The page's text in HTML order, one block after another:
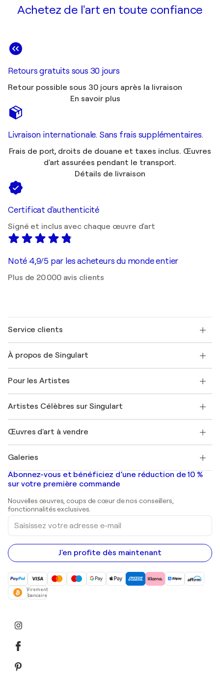
Achetez de l'art en toute confiance
Retours gratuits sous 30 jours
Retour possible sous 30 jours après la livraison
En savoir plus
Livraison internationale. Sans frais supplémentaires.
Frais de port, droits de douane et taxes inclus. Œuvres
d'art assurées pendant le transport.
Détails de livraison
Certificat d'authenticité
Signé et inclus avec chaque œuvre d'art
Noté 4,9/5 par les acheteurs du monde entier
Plus de 20 000 avis clients
Service clients
Expédition
Offrir une carte cadeau
Rejoignez notre programme commercial
Mon compte
+33 1 76 44 06 42
À propos de Singulart
FAQ
Magazine Singulart
Emplois
Découvrez une sélection d'art original
Pour les Artistes
Se connecter en tant qu'Artiste
Artistes Célèbres sur Singulart
Marc Chagall
Banksy
Mr. Brainwash
Shepard Fairey
Œuvres d'art à vendre
Tableaux abstraits à vendre
Peintures de paysage
Estampes
Peintures acryliques
Galeries
Galeries d'art en France
Galeries d'art en Belgique
Abonnez-vous et bénéficiez d’une réduction de 10 %
sur votre première commande
Nouvelles œuvres, coups de cœur de nos conseillers,
fonctionnalités exclusives.
Saisissez
votre
adresse
e-
mail
J'en profite dès maintenant
Virement
bancaire